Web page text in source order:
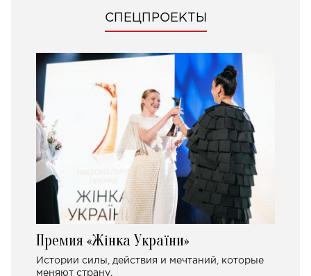
СПЕЦПРОЕКТЫ
Премия «Жінка України»
Истории силы, действия и мечтаний, которые
меняют страну.